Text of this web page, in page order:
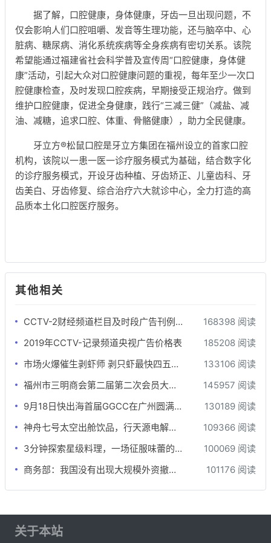
据了解，口腔健康，身体健康，牙齿一旦出现问题，不
仅会影响人们口腔咀嚼、发音等生理功能，还与脑卒中、心
脏病、糖尿病、消化系统疾病等全身疾病有密切关系。该院
希望能通过福建省社会科学普及宣传周“口腔健康，身体健
康”活动，引起大众对口腔健康问题的重视，每年至少一次口
腔健康检查，及时发现口腔疾病，早期接受正规治疗。做到
维护口腔健康，促进全身健康，践行“三减三健”（减盐、减
油、减糖，追求口腔、体重、骨骼健康），助力全民健康。
牙立方®松鼠口腔是牙立方集团在福州设立的首家口腔
机构，该院以一患一医一诊疗服务模式为基础，结合数字化
的诊疗服务模式，开设牙齿种植、牙齿矫正、儿童齿科、牙
齿美白、牙齿修复、综合治疗六大就诊中心，全力打造的高
品质本土化口腔医疗服务。
其他相关
CCTV-2财经频道栏目及时段广告刊例-最全版
168398 阅读
2019年CCTV-记录频道央视广告价格表
185208 阅读
市场火爆催生剥虾师 剥只虾最快四五秒月薪可达万元
133106 阅读
福州市三明商会第二届第二次会员大会隆重召开
145957 阅读
9月18日快出海首届GGCC在广州圆满落幕!
130189 阅读
神舟七号太空出舱饮品，行天源电解质饮品开启招商
109366 阅读
3分钟探索星级料理，一场征服味蕾的极限挑战
100069 阅读
商务部：我国没有出现大规模外资撤离的情况
101176 阅读
关于本站